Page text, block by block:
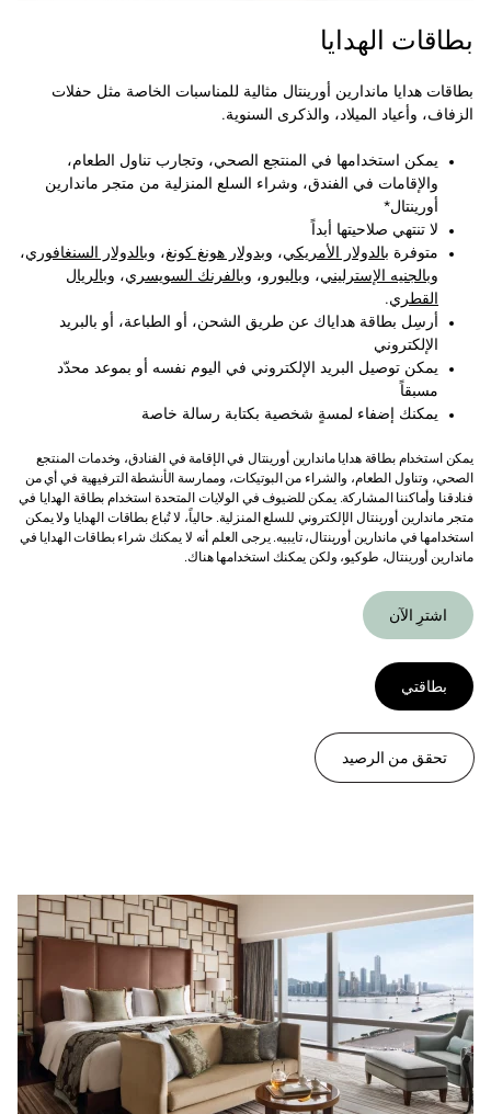
بطاقات الهدايا
بطاقات هدايا ماندارين أورينتال مثالية للمناسبات الخاصة مثل حفلات
الزفاف، وأعياد الميلاد، والذكرى السنوية.
يمكن استخدامها في المنتجع الصحي، وتجارب تناول الطعام،
والإقامات في الفندق، وشراء السلع المنزلية من متجر ماندارين
أورينتال*
لا تنتهي صلاحيتها أبداً
متوفرة بالدولار الأمريكي، وبدولار هونغ كونغ، وبالدولار السنغافوري،
وبالجنيه الإسترليني، وباليورو، وبالفرنك السويسري، وبالريال
القطري.
أرسِل بطاقة هداياك عن طريق الشحن، أو الطباعة، أو بالبريد
الإلكتروني
يمكن توصيل البريد الإلكتروني في اليوم نفسه أو بموعد محدّد
مسبقاً
يمكنك إضفاء لمسةٍ شخصية بكتابة رسالة خاصة
يمكن استخدام بطاقة هدايا ماندارين أورينتال في الإقامة في الفنادق، وخدمات المنتجع
الصحي، وتناول الطعام، والشراء من البوتيكات، وممارسة الأنشطة الترفيهية في أي من
فنادقنا وأماكننا المشاركة. يمكن للضيوف في الولايات المتحدة استخدام بطاقة الهدايا في
متجر ماندارين أورينتال الإلكتروني للسلع المنزلية. حالياً، لا تُباع بطاقات الهدايا ولا يمكن
استخدامها في ماندارين أورينتال، تايبيه. يرجى العلم أنه لا يمكنك شراء بطاقات الهدايا في
ماندارين أورينتال، طوكيو، ولكن يمكنك استخدامها هناك.
اشترِ الآن
بطاقتي
تحقق من الرصيد